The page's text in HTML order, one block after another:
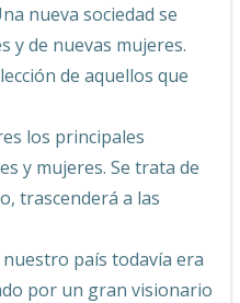
nueva sociedad se
y de nuevas mujeres.
de aquellos que
los principales
y mujeres. Se trata de
trascenderá a las
país todavía era
por un gran visionario